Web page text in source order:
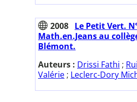
2008 Le Petit Vert.
Math.en.Jeans au
Blémont.
Auteurs : Drissi Fathi ;
Valérie ; Leclerc-Dory